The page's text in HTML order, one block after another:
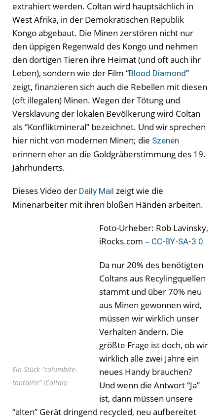
extrahiert werden. Coltan wird hauptsächlich in
West Afrika, in der Demokratischen Republik
Kongo abgebaut. Die Minen zerstören nicht nur
den üppigen Regenwald des Kongo und nehmen
den dortigen Tieren ihre Heimat (und oft auch ihr
Leben), sondern wie der Film “Blood Diamond”
zeigt, finanzieren sich auch die Rebellen mit diesen
(oft illegalen) Minen. Wegen der Tötung und
Versklavung der lokalen Bevölkerung wird Coltan
als “Konfliktmineral” bezeichnet. Und wir sprechen
hier nicht von modernen Minen; die Szenen
erinnern eher an die Goldgräberstimmung des 19.
Jahrhunderts.
Dieses Video der Daily Mail zeigt wie die
Minenarbeiter mit ihren bloßen Händen arbeiten.
Ein Stück “columbite-
tantalite” (Coltan)
Foto-Urheber: Rob Lavinsky,
iRocks.com – CC-BY-SA-3.0
Da nur 20% des benötigten
Coltans aus Recylingquellen
stammt und über 70% neu
aus Minen gewonnen wird,
müssen wir wirklich unser
Verhalten ändern. Die
größte Frage ist doch, ob wir
wirklich alle zwei Jahre ein
neues Handy brauchen?
Und wenn die Antwort “Ja”
ist, dann müssen unsere
“alten” Gerät dringend recycled, neu aufbereitet